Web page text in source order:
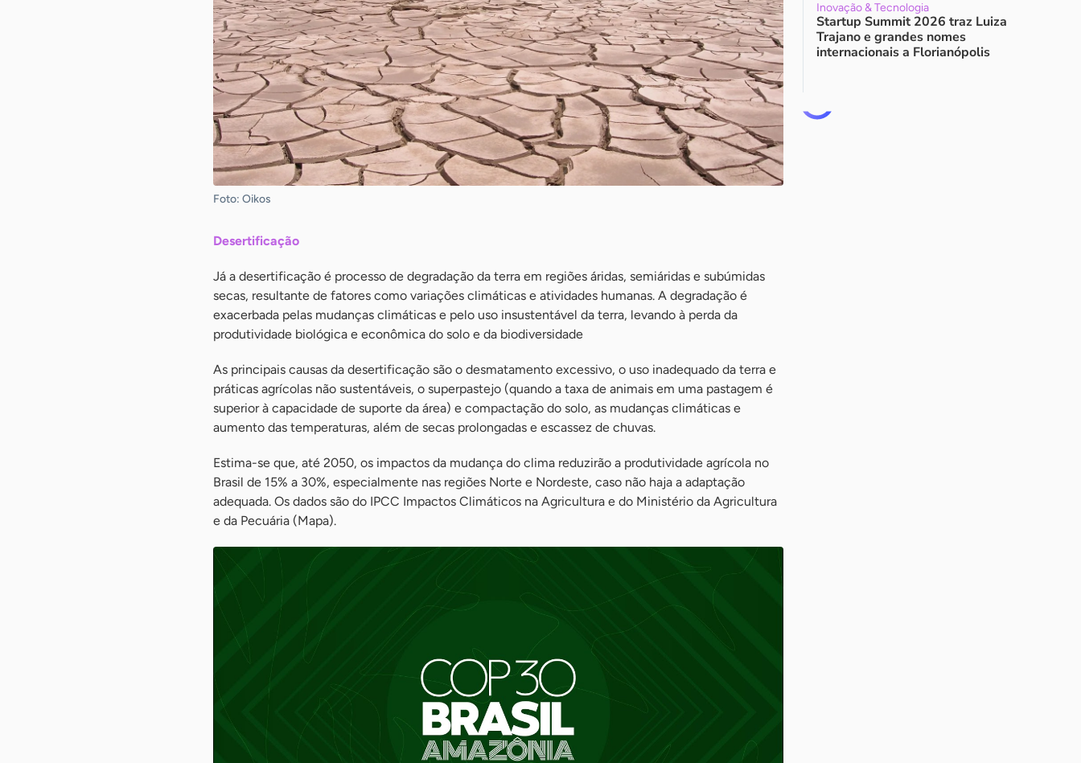
Foto: Oikos
Desertificação
Já a desertificação é processo de degradação da terra em regiões áridas, semiáridas e subúmidas
secas, resultante de fatores como variações climáticas e atividades humanas. A degradação é
exacerbada pelas mudanças climáticas e pelo uso insustentável da terra, levando à perda da
produtividade biológica e econômica do solo e da biodiversidade
As principais causas da desertificação são o desmatamento excessivo, o uso inadequado da terra e
práticas agrícolas não sustentáveis, o superpastejo (quando a taxa de animais em uma pastagem é
superior à capacidade de suporte da área) e compactação do solo, as mudanças climáticas e
aumento das temperaturas, além de secas prolongadas e escassez de chuvas.
Estima-se que, até 2050, os impactos da mudança do clima reduzirão a produtividade agrícola no
Brasil de 15% a 30%, especialmente nas regiões Norte e Nordeste, caso não haja a adaptação
adequada. Os dados são do IPCC Impactos Climáticos na Agricultura e do Ministério da Agricultura
e da Pecuária (Mapa).
Inovação & Tecnologia
Startup Summit 2026 traz Luiza
Trajano e grandes nomes
internacionais a Florianópolis